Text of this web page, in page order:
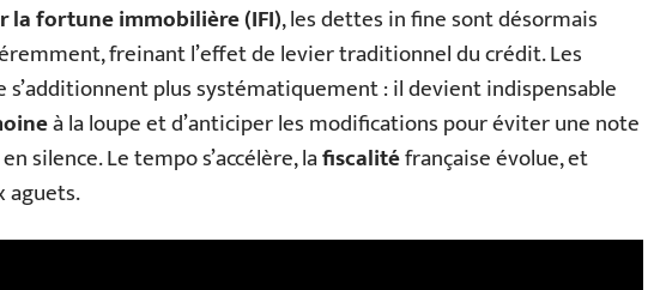
la fortune immobilière (IFI), les dettes in fine sont désormais
freinant l’effet de levier traditionnel du crédit. Les
s’additionnent plus systématiquement : il devient indispensable
à la loupe et d’anticiper les modifications pour éviter une note
silence. Le tempo s’accélère, lafiscalitéfrançaise évolue, et
aguets.